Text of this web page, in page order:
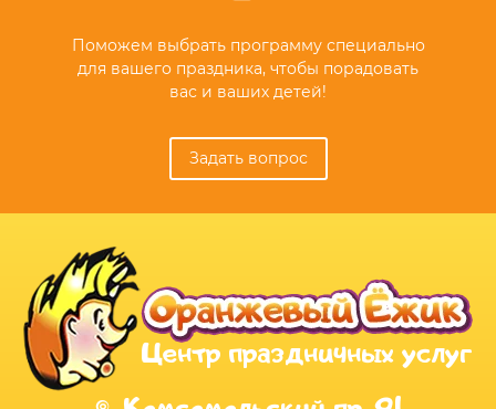
Поможем выбрать программу специально
для вашего праздника, чтобы порадовать
вас и ваших детей!
Задать вопрос
Центр праздничных услуг